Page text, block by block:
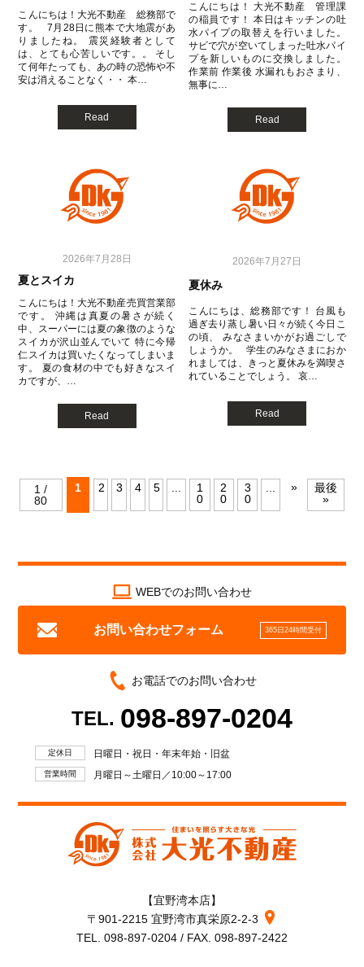
こんにちは！大光不動産 総務部で
す。 7月28日に熊本で大地震があ
りましたね。 震災経験者として
は、とても心苦しいです。。 そし
て何年たっても、あの時の恐怖や不
安は消えることなく・・ 本…
Read
こんにちは！ 大光不動産 管理課
の稲員です！ 本日はキッチンの吐
水パイプの取替えを行いました。
サビで穴が空いてしまった吐水パイ
プを新しいものに交換しました。
作業前 作業後 水漏れもおさまり、
無事に…
Read
2026年7月28日
夏とスイカ
こんにちは！大光不動産売買営業部
です。 沖縄は真夏の暑さが続く
中、スーパーには夏の象徴のような
スイカが沢山並んでいて 特に今帰
仁スイカは買いたくなってしまいま
す。 夏の食材の中でも好きなスイ
カですが、…
Read
2026年7月27日
夏休み
こんにちは、総務部です！ 台風も
過ぎ去り蒸し暑い日々が続く今日こ
の頃、 みなさまいかがお過ごしで
しょうか。 学生のみなさまにおか
れましては、きっと夏休みを満喫さ
れていることでしょう。 哀…
Read
1 /
80
1 2 3 4 5
1
0
2
0
3
0
»
最後
»
WEBでのお問い合わせ
お問い合わせフォーム 365日24時間受付
お電話でのお問い合わせ
TEL. 098-897-0204
定休日 日曜日・祝日・年末年始・旧盆
営業時間 月曜日～土曜日／10:00～17:00
【宜野湾本店】
〒901-2215 宜野湾市真栄原2-2-3
TEL. 098-897-0204 / FAX. 098-897-2422